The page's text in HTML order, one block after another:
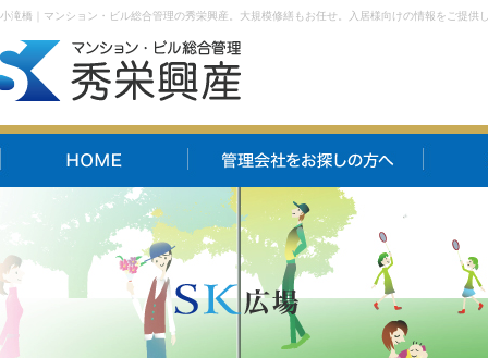
小滝橋｜マンション・ビル総合管理の秀栄興産。大規模修繕もお任せ。入居様向けの情報をご提供